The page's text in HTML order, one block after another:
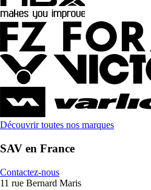
Découvrir toutes nos marques
SAV en France
Contactez-nous
11 rue Bernard Maris